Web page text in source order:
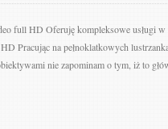
full HD Oferuję kompleksowe usługi
Pracując na pełnoklatkowych
nie zapominam o tym, iż to